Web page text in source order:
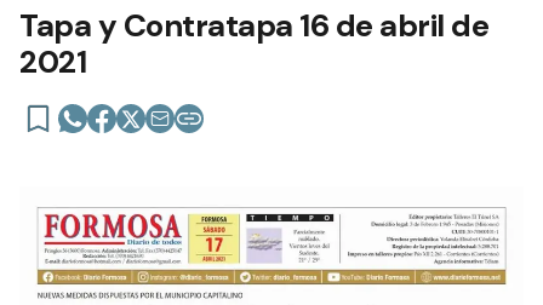
Tapa y Contratapa 16 de abril de
2021